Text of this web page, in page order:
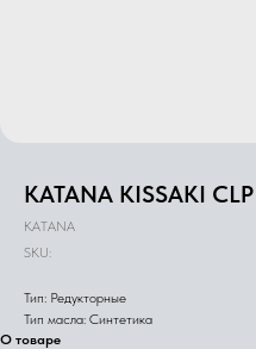
KATANA KISSAKI
KATANA
SKU:
Тип: Редукторные
Тип масла: Синтетика
О товаре